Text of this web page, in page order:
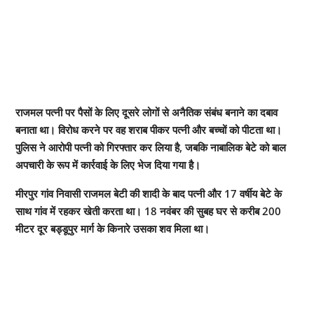
राजमल पत्नी पर पैसों के लिए दूसरे लोगों से अनैतिक संबंध बनाने का दबाव
बनाता था। विरोध करने पर वह शराब पीकर पत्नी और बच्चों को पीटता था।
पुलिस ने आरोपी पत्नी को गिरफ्तार कर लिया है, जबकि नाबालिक बेटे को बाल
अपचारी के रूप में कार्रवाई के लिए भेज दिया गया है।
मीरपुर गांव निवासी राजमल बेटी की शादी के बाद पत्नी और 17 वर्षीय बेटे के
साथ गांव में रहकर खेती करता था। 18 नवंबर की सुबह घर से करीब 200
मीटर दूर बड्डूपुर मार्ग के किनारे उसका शव मिला था।